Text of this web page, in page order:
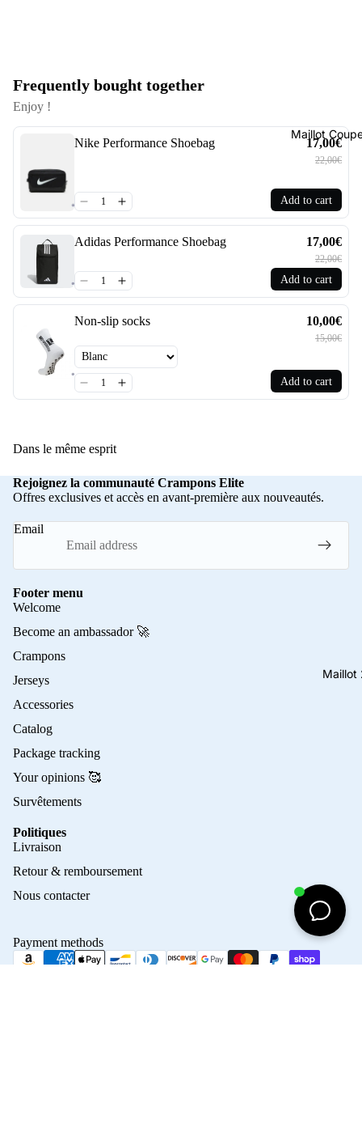
Maillot
Frequently bought together
Enjoy !
Nike Performance Shoebag 17,00€
22,00€
Add to cart
Adidas Performance Shoebag 17,00€
22,00€
Add to cart
Non-slip socks 10,00€
15,00€
Add to cart
Dans le même esprit
Rejoignez la communauté Crampons Elite
Offres exclusives et accès en avant-première aux nouveautés.
Email
Footer menu
Welcome
Become an ambassador 🚀
Crampons
Jerseys
Accessories
Catalog
Package tracking
Your opinions 🥰
Survêtements
Politiques
Livraison
Retour & remboursement
Nous contacter
Payment methods
Terms of sale